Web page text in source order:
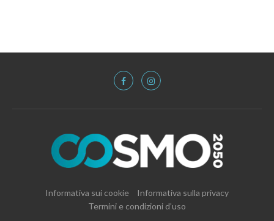
Informativa sui cookie
Informativa sulla privacy
Termini e condizioni d’uso